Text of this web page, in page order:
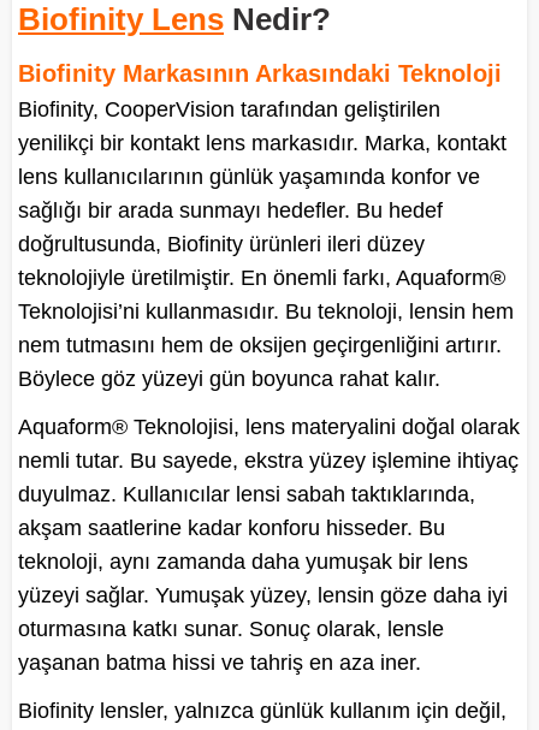
Biofinity Lens Nedir?
Biofinity Markasının Arkasındaki Teknoloji
Biofinity, CooperVision tarafından geliştirilen
yenilikçi bir kontakt lens markasıdır. Marka, kontakt
lens kullanıcılarının günlük yaşamında konfor ve
sağlığı bir arada sunmayı hedefler. Bu hedef
doğrultusunda, Biofinity ürünleri ileri düzey
teknolojiyle üretilmiştir. En önemli farkı, Aquaform®
Teknolojisi’ni kullanmasıdır. Bu teknoloji, lensin hem
nem tutmasını hem de oksijen geçirgenliğini artırır.
Böylece göz yüzeyi gün boyunca rahat kalır.
Aquaform® Teknolojisi, lens materyalini doğal olarak
nemli tutar. Bu sayede, ekstra yüzey işlemine ihtiyaç
duyulmaz. Kullanıcılar lensi sabah taktıklarında,
akşam saatlerine kadar konforu hisseder. Bu
teknoloji, aynı zamanda daha yumuşak bir lens
yüzeyi sağlar. Yumuşak yüzey, lensin göze daha iyi
oturmasına katkı sunar. Sonuç olarak, lensle
yaşanan batma hissi ve tahriş en aza iner.
Biofinity lensler, yalnızca günlük kullanım için değil,